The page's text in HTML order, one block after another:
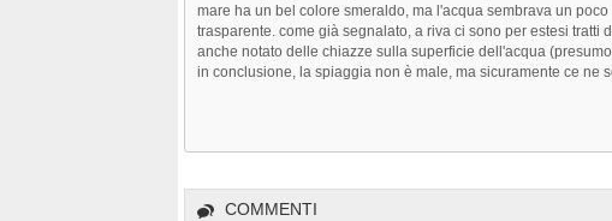
mare ha un bel colore smeraldo, ma l'acqua sembrava un
trasparente. come già segnalato, a riva ci sono per estesi tratti
anche notato delle chiazze sulla superficie dell'acqua
in conclusione, la spiaggia non è male, ma sicuramente ce ne
COMMENTI